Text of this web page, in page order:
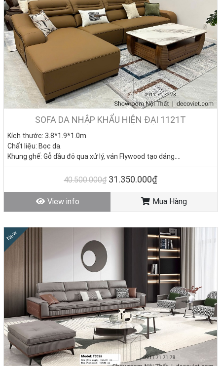
SOFA DA NHẬP KHẨU HIỆN ĐẠI 1121T
Kích thước: 3.8*1.9*1.0m
Chất liệu: Bọc da.
Khung ghế: Gỗ dầu đỏ qua xử lý, ván Flywood tạo dáng.
Nệm ngồi: Mút D40 cao cấp
Giá KM: 31.350.000đ (Giá gốc: 40.500.000đ) – Bàn sofa
Tình trạng: Hàng mới - Còn hàng
40.500.000₫ 31.350.000₫
View info Mua Hàng
New